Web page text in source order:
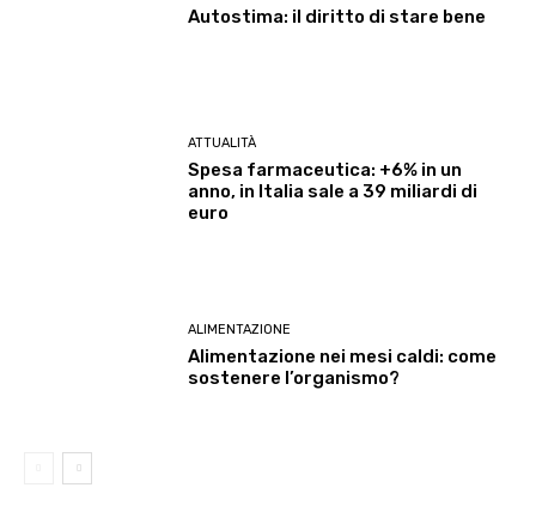
Autostima: il diritto di stare bene
ATTUALITÀ
Spesa farmaceutica: +6% in un
anno, in Italia sale a 39 miliardi di
euro
ALIMENTAZIONE
Alimentazione nei mesi caldi: come
sostenere l’organismo?